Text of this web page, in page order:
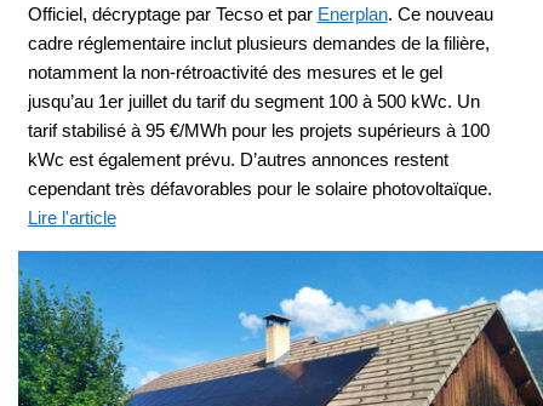
Officiel, décryptage par Tecso et par Enerplan. Ce nouveau
cadre réglementaire inclut plusieurs demandes de la filière,
notamment la non-rétroactivité des mesures et le gel
jusqu’au 1er juillet du tarif du segment 100 à 500 kWc. Un
tarif stabilisé à 95 €/MWh pour les projets supérieurs à 100
kWc est également prévu. D’autres annonces restent
cependant très défavorables pour le solaire photovoltaïque.
Lire l'article